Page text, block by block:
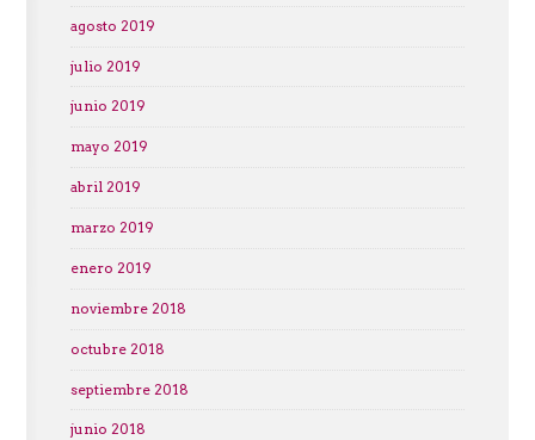
agosto 2019
julio 2019
junio 2019
mayo 2019
abril 2019
marzo 2019
enero 2019
noviembre 2018
octubre 2018
septiembre 2018
junio 2018